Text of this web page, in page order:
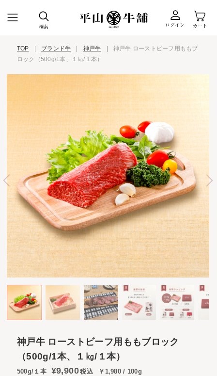
検索 ログイン カート
TOP ブランド牛 神戸牛
神戸牛 ローストビーフ用ももブ
ロック（500g/1本、１㎏/１本）
神戸牛 ローストビーフ用ももブロック
（500g/1本、１㎏/１本）
500g/１本 ¥9,900税込￥1,980 / 100g